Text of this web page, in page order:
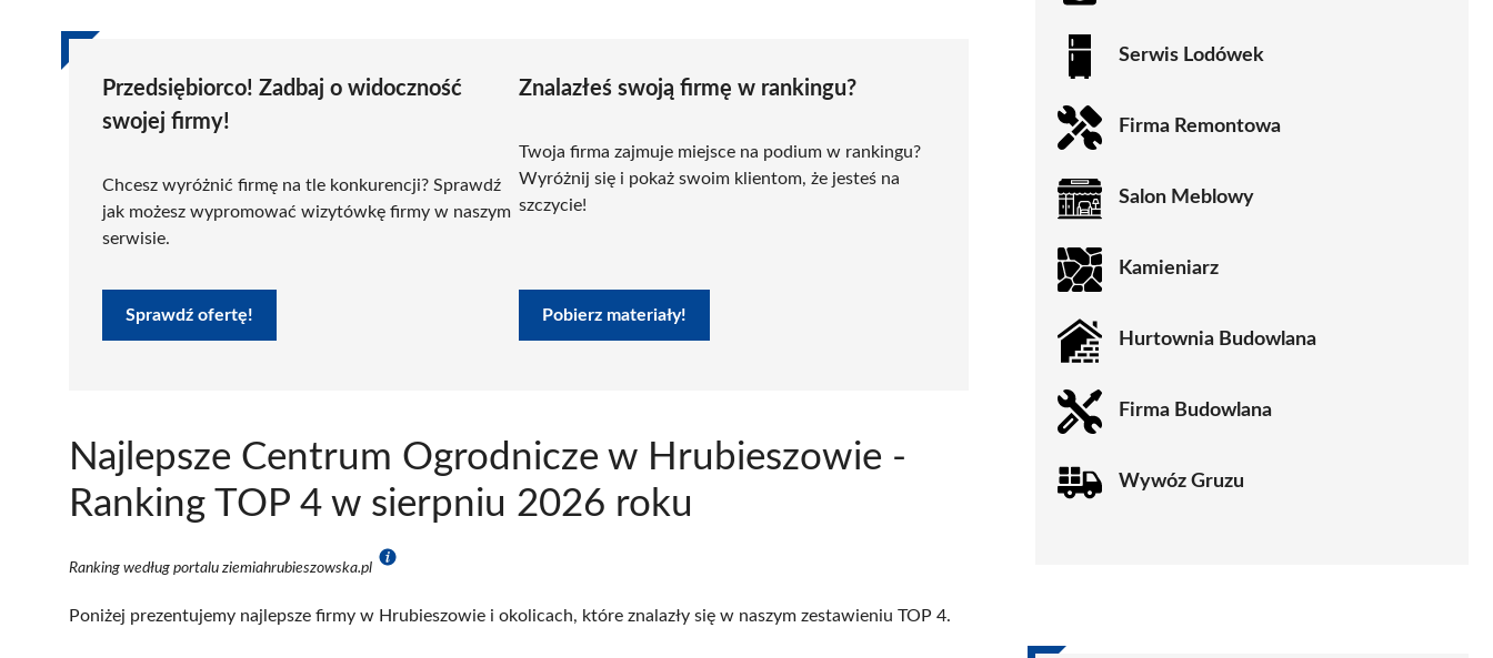
Przedsiębiorco! Zadbaj o widoczność
swojej firmy!
Chcesz wyróżnić firmę na tle konkurencji? Sprawdź
jak możesz wypromować wizytówkę firmy w naszym
serwisie.
Sprawdź ofertę!
Znalazłeś swoją firmę w rankingu?
Twoja firma zajmuje miejsce na podium w rankingu?
Wyróżnij się i pokaż swoim klientom, że jesteś na
szczycie!
Pobierz materiały!
Najlepsze Centrum Ogrodnicze w Hrubieszowie -
Ranking TOP 4 w sierpniu 2026 roku
Ranking według portalu ziemiahrubieszowska.pl
Poniżej prezentujemy najlepsze firmy w Hrubieszowie i okolicach, które znalazły się w naszym zestawieniu TOP 4.
Serwis Lodówek
Firma Remontowa
Salon Meblowy
Kamieniarz
Hurtownia Budowlana
Firma Budowlana
Wywóz Gruzu